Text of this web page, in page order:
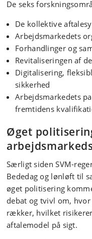
De seks
De kollektive
Arbejdsmarkedets
Forhandlinger og
Revitaliseringen af
Digitalisering,
sikkerhed
Arbejdsmarkedets
fremtidens
Øget
Særligt siden SVM-
Bededag og lønløft til
øget politisering
debat og tvivl om,
rækker, hvilket
aftalemodel på sigt.